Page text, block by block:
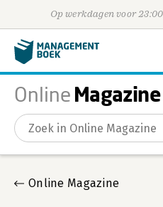
Op werkdagen voor
Online Magazine
Gevonden artikelen
Online Magazine